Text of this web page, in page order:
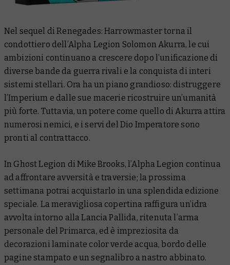
Nel sequel diRenegades: Harrowmastertorna il
condottiero dell’Alpha Legion Solomon Akurra, le cui
ambizioni continuano a crescere dopo l’unificazione di
diverse bande da guerra rivali e la conquista di interi
sistemi stellari. Ora ha un piano grandioso: distruggere
l’Imperium e dalle sue macerie ricostruire un’umanità
più forte. Tuttavia, un potere come quello di Akurra attira
numerosi nemici, e i servi del Dio Imperatore sono
pronti al contrattacco.
In Ghost Legion di Mike Brooks, l’Alpha Legion continua
ad affrontare avversità e traversie; la prossima
settimana potrai acquistarlo in una splendida edizione
speciale. La meravigliosa copertina raffigura un’idra
avvolta intorno alla Lancia Pallida, ritenuta l’arma
personale del Primarca, ed è impreziosita da
decorazioni laminate color verde acqua, bordo delle
pagine stampato e un segnalibro a nastro abbinato.